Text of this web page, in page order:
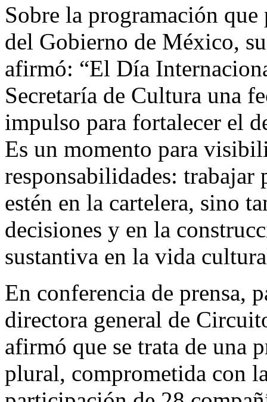
Sobre la programación
del Gobierno de México,
afirmó: “El Día
Secretaría de Cultura una
impulso para fortalecer el
Es un momento para
responsabilidades: trabajar
estén en la cartelera, sino
decisiones y en la
sustantiva en la vida
En conferencia de prensa,
directora general de
afirmó que se trata de una
plural, comprometida con